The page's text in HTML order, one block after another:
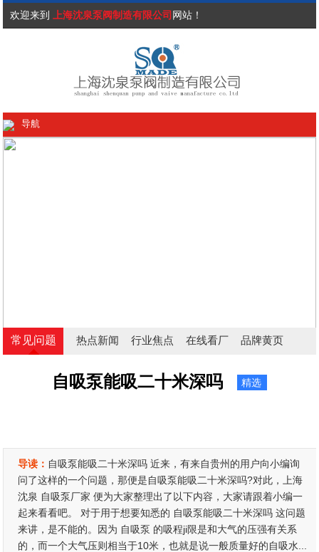
欢迎来到 上海沈泉泵阀制造有限公司 网站！
导航
常见问题 热点新闻 行业焦点 在线看厂 品牌黄页
自吸泵能吸二十米深吗 精选
导读： 自吸泵能吸二十米深吗 近来，有来自贵州的用户向小编询
问了这样的一个问题，那便是自吸泵能吸二十米深吗?对此，上海
沈泉 自吸泵厂家 便为大家整理出了以下内容，大家请跟着小编一
起来看看吧。 对于用于想要知悉的 自吸泵能吸二十米深吗 这问题
来讲，是不能的。因为 自吸泵 的吸程ji限是和大气的压强有关系
的，而一个大气压则相当于10米，也就是说一般质量好的自吸水...